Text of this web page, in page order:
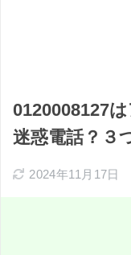
0120008127
迷惑電話？３
2024年11月17日